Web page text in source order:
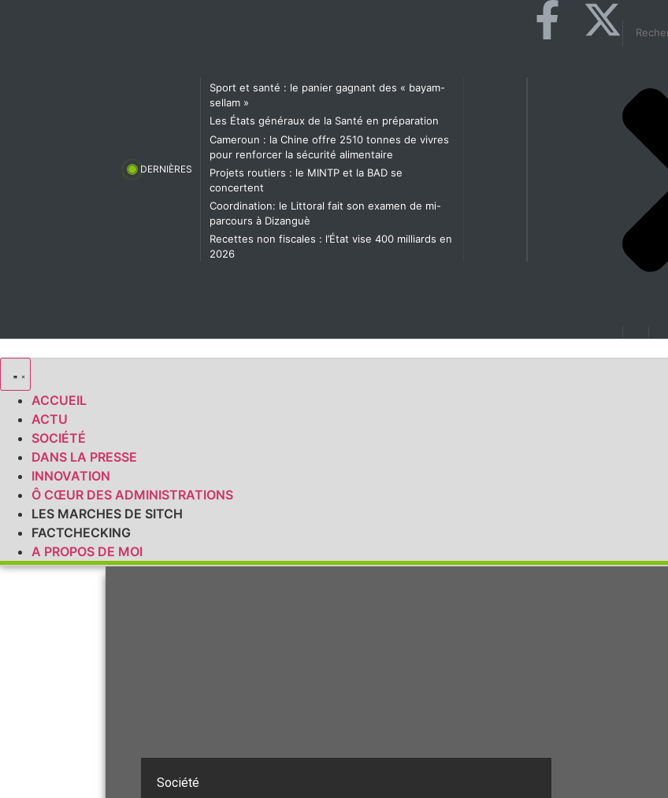
DERNIÈRES
Sport et santé : le panier gagnant des « bayam-
sellam »
Les États généraux de la Santé en préparation
Cameroun : la Chine offre 2510 tonnes de vivres
pour renforcer la sécurité alimentaire
Projets routiers : le MINTP et la BAD se
concertent
Coordination: le Littoral fait son examen de mi-
parcours à Dizanguè
Recettes non fiscales : l’État vise 400 milliards en
2026
ACCUEIL
ACTU
SOCIÉTÉ
DANS LA PRESSE
INNOVATION
Ô CŒUR DES ADMINISTRATIONS
LES MARCHES DE SITCH
FACTCHECKING
A PROPOS DE MOI
Société